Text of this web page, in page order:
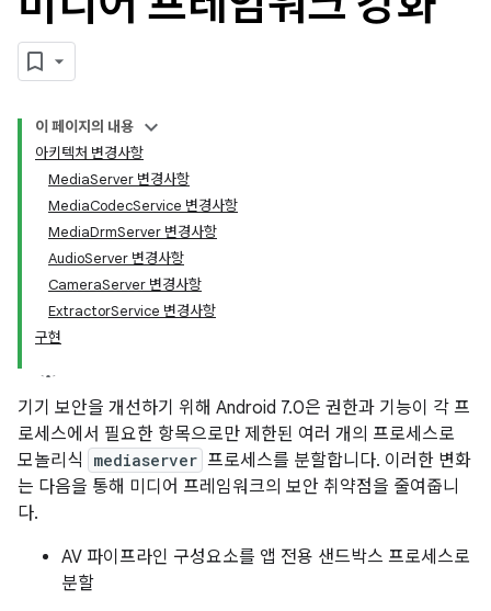
이 페이지의 내용
아키텍처 변경사항
MediaServer 변경사항
MediaCodecService 변경사항
MediaDrmServer 변경사항
AudioServer 변경사항
CameraServer 변경사항
ExtractorService 변경사항
구현
기기 보안을 개선하기 위해 Android 7.0은 권한과 기능이 각 프
로세스에서 필요한 항목으로만 제한된 여러 개의 프로세스로
모놀리식
mediaserver 프로세스를 분할합니다. 이러한 변화
는 다음을 통해 미디어 프레임워크의 보안 취약점을 줄여줍니
다.
AV 파이프라인 구성요소를 앱 전용 샌드박스 프로세스로
분할